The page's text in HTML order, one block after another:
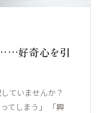
……好奇心を引
ていませんか？
てしまう」 「興